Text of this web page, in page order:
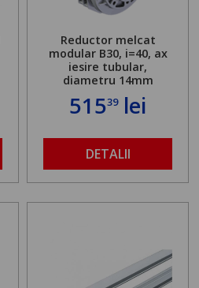
Reductor melcat
modular B30, i=40, ax
iesire tubular,
diametru 14mm
51539lei
DETALII